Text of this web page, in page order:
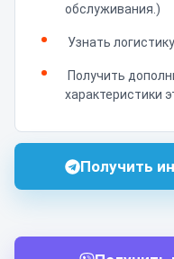
обслуживания.)
Узнать
Получить
характеристики
Получить